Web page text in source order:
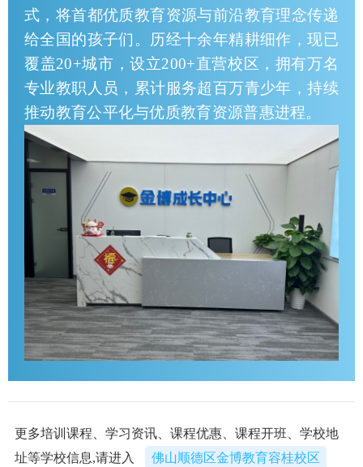
式，将首都优质教育资源与前沿教育理念传递
给全国的孩子们。历经十余年精耕细作，现已
覆盖20+城市，设立200+直营校区，拥有万名
专业教职人员，累计服务超百万青少年，持续
推动教育公平化与优质教育资源普惠进程。
更多培训课程、学习资讯、课程优惠、课程开班、学校地
址等学校信息,请进入
佛山顺德区金博教育容桂校区